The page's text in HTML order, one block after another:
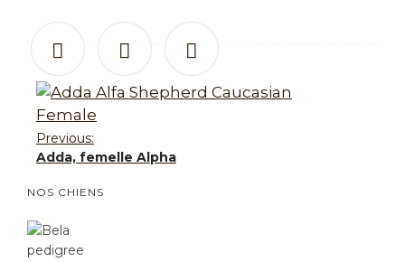
Previous:
Adda, femelle Alpha
NOS CHIENS